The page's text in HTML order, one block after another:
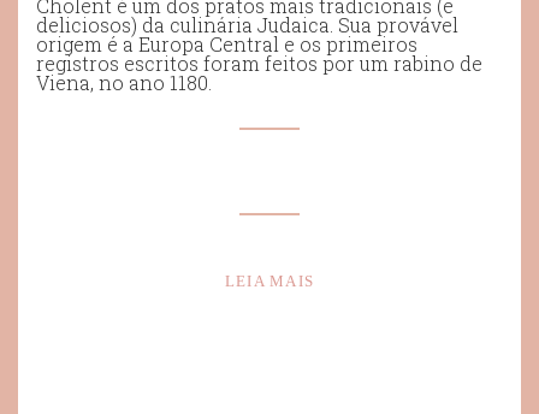
Cholent é um dos pratos mais tradicionais (e
deliciosos) da culinária Judaica. Sua provável
origem é a Europa Central e os primeiros
registros escritos foram feitos por um rabino de
Viena, no ano 1180.
LEIA MAIS